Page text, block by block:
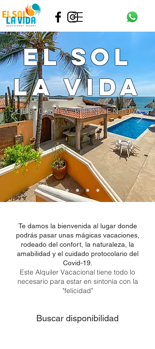
EL SOL
LA VIDA
LES DA LA BIENVENIDA
Te damos la bienvenida al lugar donde
podrás pasar unas mágicas vacaciones,
rodeado del confort, la naturaleza, la
amabilidad y el cuidado protocolario del
Covid-19.
Este Alquiler Vacacional tiene todo lo
necesario para estar en sintonía con la
"felicidad"
Buscar disponibilidad